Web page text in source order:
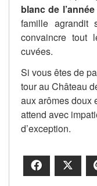
blanc de
famille
convaincre tout
cuvées.
Si vous êtes de
tour au Château
aux arômes doux
attend avec
d’exception.
Facebook